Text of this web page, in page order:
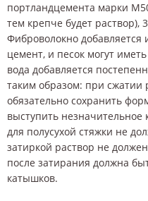
портландцемента марки
тем крепче будет раствор),
Фиброволокно добавляется
цемент, и песок могут
вода добавляется
таким образом: при сжатии
обязательно сохранить
выступить незначительное
для полусухой стяжки не
затиркой раствор не
после затирания должна
катышков.